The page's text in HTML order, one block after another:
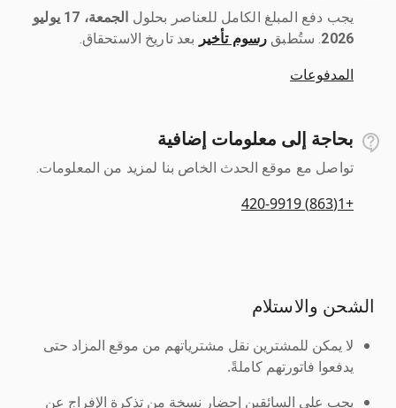
يجب دفع المبلغ الكامل للعناصر بحلول ‎
الجمعة، 17 يوليو
2026
رسوم تأخير بعد تاريخ الاستحقاق.
المدفوعات
بحاجة إلى معلومات إضافية
تواصل مع موقع الحدث الخاص بنا لمزيد من المعلومات.
+1(863) 420-9919
الشحن والاستلام
لا يمكن للمشترين نقل مشترياتهم من موقع المزاد حتى
يدفعوا فاتورتهم كاملةً.
يجب على السائقين إحضار نسخة من تذكرة الإفراج عن